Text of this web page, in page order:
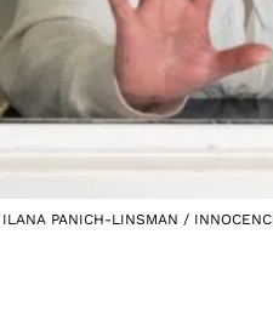
PANICH-LINSMAN /